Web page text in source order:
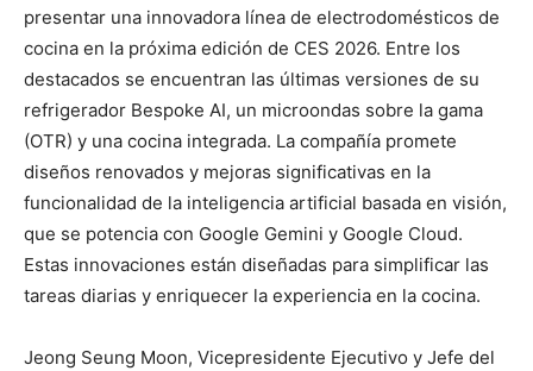
presentar una innovadora línea de electrodomésticos de
cocina en la próxima edición de CES 2026. Entre los
destacados se encuentran las últimas versiones de su
refrigerador Bespoke AI, un microondas sobre la gama
(OTR) y una cocina integrada. La compañía promete
diseños renovados y mejoras significativas en la
funcionalidad de la inteligencia artificial basada en visión,
que se potencia con Google Gemini y Google Cloud.
Estas innovaciones están diseñadas para simplificar las
tareas diarias y enriquecer la experiencia en la cocina.
Jeong Seung Moon, Vicepresidente Ejecutivo y Jefe del